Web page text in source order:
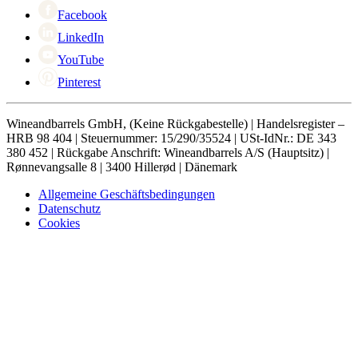
Facebook
LinkedIn
YouTube
Pinterest
Wineandbarrels GmbH, (Keine Rückgabestelle) | Handelsregister –
HRB 98 404 | Steuernummer: 15/290/35524 | USt-IdNr.: DE 343
380 452 | Rückgabe Anschrift: Wineandbarrels A/S (Hauptsitz) |
Rønnevangsalle 8 | 3400 Hillerød | Dänemark
Allgemeine Geschäftsbedingungen
Datenschutz
Cookies